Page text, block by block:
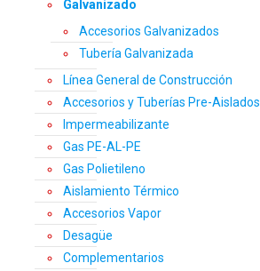
Galvanizado
Accesorios Galvanizados
Tubería Galvanizada
Línea General de Construcción
Accesorios y Tuberías Pre-Aislados
Impermeabilizante
Gas PE-AL-PE
Gas Polietileno
Aislamiento Térmico
Accesorios Vapor
Desagüe
Complementarios